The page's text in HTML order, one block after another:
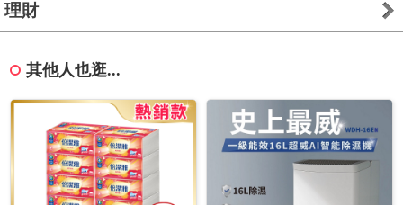
理財
其他人也逛...